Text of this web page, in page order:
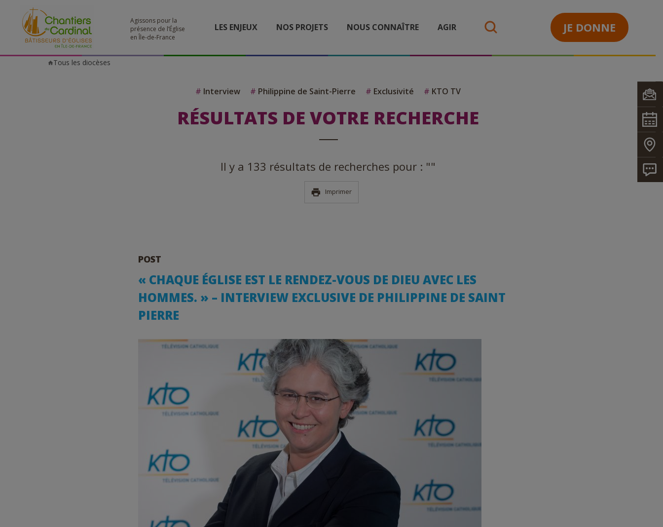
Agissons pour la
présence de l’Église
en Île-de-France
LES ENJEUX NOS PROJETS NOUS CONNAÎTRE AGIR JE DONNE
Chantiers
Tous les diocèses
# Interview # Philippine de Saint-Pierre # Exclusivité # KTO TV
RÉSULTATS DE VOTRE RECHERCHE
Il y a 133 résultats de recherches pour : ""
Imprimer
POST
« CHAQUE ÉGLISE EST LE RENDEZ-VOUS DE DIEU AVEC LES
HOMMES. » – INTERVIEW EXCLUSIVE DE PHILIPPINE DE SAINT
PIERRE